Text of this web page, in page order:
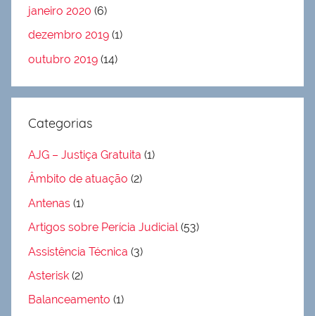
janeiro 2020 (6)
dezembro 2019 (1)
outubro 2019 (14)
Categorias
AJG – Justiça Gratuita (1)
Âmbito de atuação (2)
Antenas (1)
Artigos sobre Perícia Judicial(53)
Assistência Técnica (3)
Asterisk (2)
Balanceamento (1)